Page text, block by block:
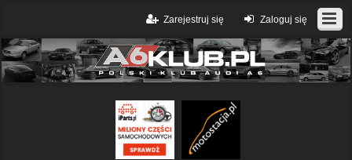
Zaloguj się
Zarejestruj się